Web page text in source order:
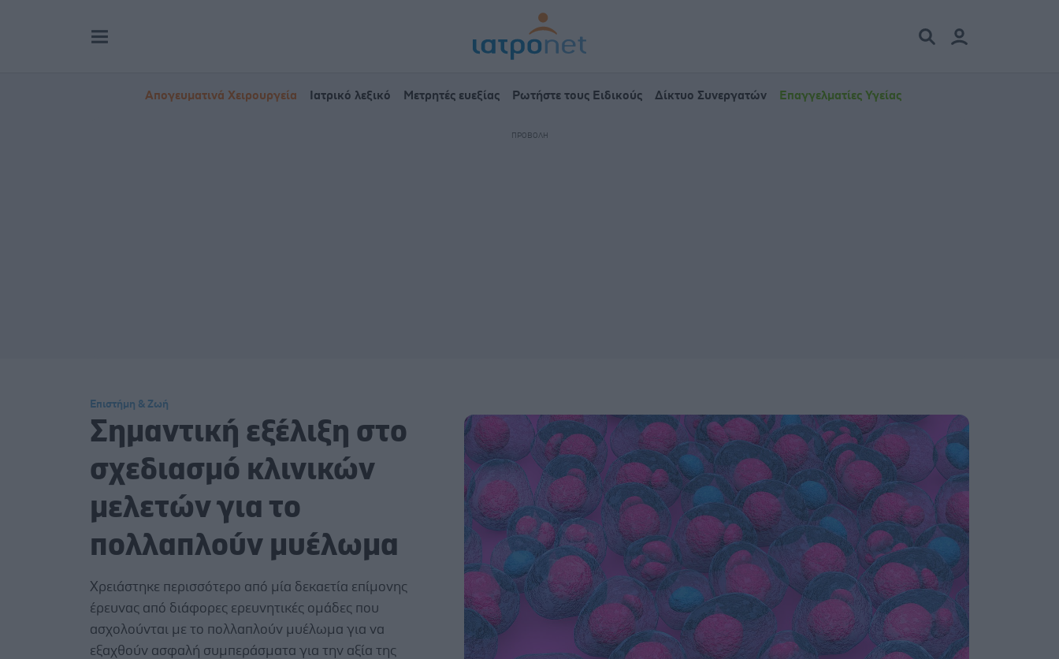
Απογευματινά Χειρουργεία Ιατρικό λεξικό Μετρητές ευεξίας Ρωτήστε τους Ειδικούς Δίκτυο Συνεργατών Επαγγελματίες Υγείας
Επιστήμη & Ζωή
Σημαντική εξέλιξη στο
σχεδιασμό κλινικών
μελετών για το
πολλαπλούν μυέλωμα
Χρειάστηκε περισσότερο από μία δεκαετία επίμονης
έρευνας από διάφορες ερευνητικές ομάδες που
ασχολούνται με το πολλαπλούν μυέλωμα για να
εξαχθούν ασφαλή συμπεράσματα για την αξία της